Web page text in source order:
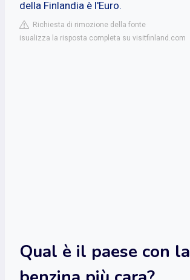
della Finlandia è l'Euro.
Richiesta di rimozione della fonte
isualizza la risposta completa su visitfinland.com
Qual è il paese con la